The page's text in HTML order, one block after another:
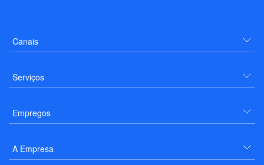
Canais
Serviços
Empregos
A Empresa